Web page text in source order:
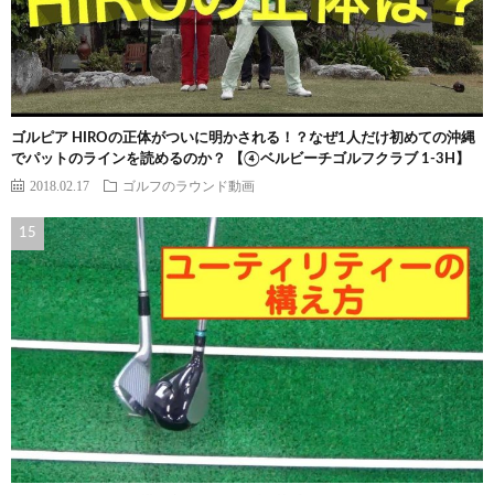
ゴルピア HIROの正体がついに明かされる！？なぜ1人だけ初めての沖縄
でパットのラインを読めるのか？ 【④ベルビーチゴルフクラブ 1-3H】
2018.02.17 ゴルフのラウンド動画